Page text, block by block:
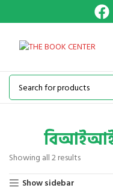
Showing all 2 results
Show sidebar